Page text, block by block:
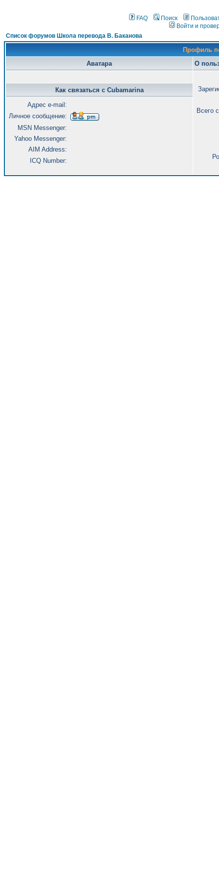
FAQ Поиск
Войти и
Список форумов Школа перевода В. Баканова
Профиль
Аватара
О
Всего
Как связаться с Cubamarina
Адрес e-mail:
Личное сообщение:
MSN Messenger:
Yahoo Messenger:
AIM Address:
ICQ Number: